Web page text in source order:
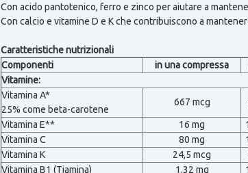
Con acido pantotenico, ferro e zinco per aiutare a
Con calcio e vitamine D e K che contribuiscono a
Caratteristiche nutrizionali
Componenti
in una compressa
Vitamine:
Vitamina A*
25% come beta-carotene
667 mcg
Vitamina E** 16 mg
Vitamina C
80 mg
Vitamina K
24,5 mcg
Vitamina B1 (Tiamina)
1,32 mg